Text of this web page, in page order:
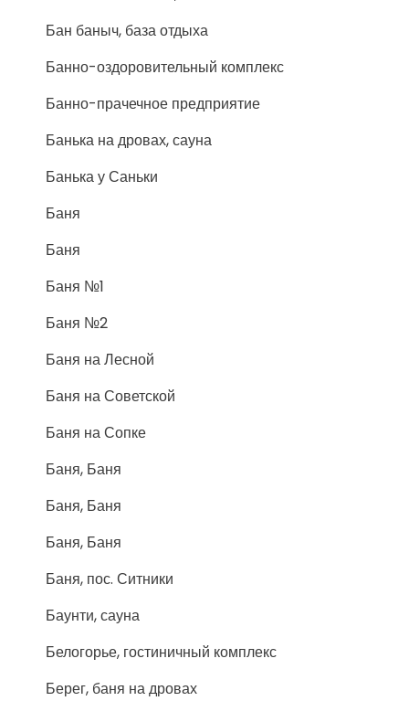
Бан баныч, база отдыха
Банно-оздоровительный комплекс
Банно-прачечное предприятие
Банька на дровах, сауна
Банька у Саньки
Баня
Баня
Баня №1
Баня №2
Баня на Лесной
Баня на Советской
Баня на Сопке
Баня, Баня
Баня, Баня
Баня, Баня
Баня, пос. Ситники
Баунти, сауна
Белогорье, гостиничный комплекс
Берег, баня на дровах